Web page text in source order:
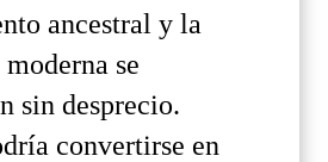
ancestral y la
se
sin desprecio.
convertirse en